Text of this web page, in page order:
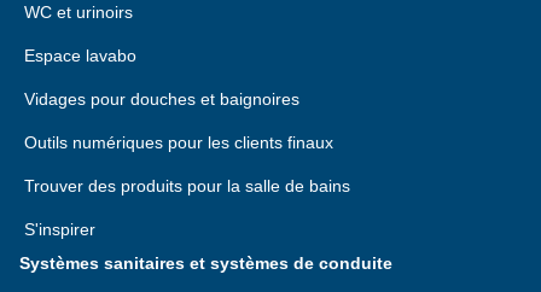
WC et urinoirs
Espace lavabo
Vidages pour douches et baignoires
Outils numériques pour les clients finaux
Trouver des produits pour la salle de bains
S'inspirer
Systèmes sanitaires et systèmes de conduite